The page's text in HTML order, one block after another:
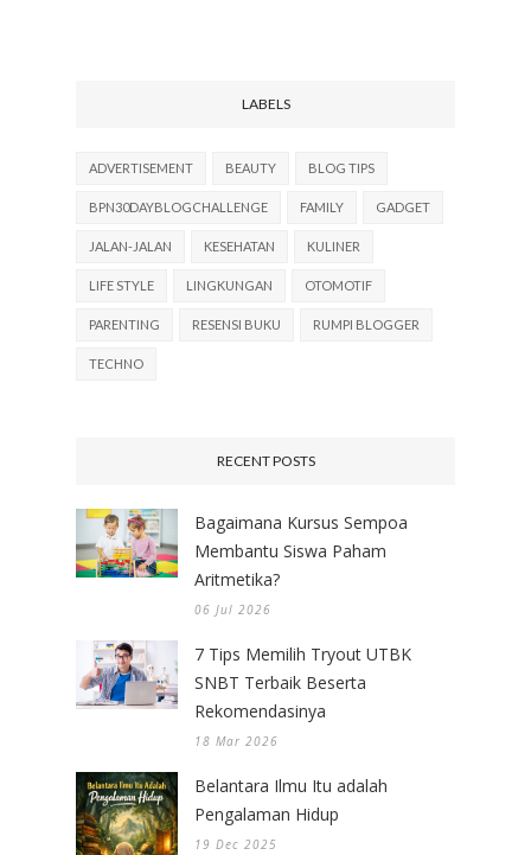
LABELS
ADVERTISEMENT BEAUTY BLOG TIPS
BPN30DAYBLOGCHALLENGE FAMILY GADGET
JALAN-JALAN KESEHATAN KULINER
LIFE STYLE LINGKUNGAN OTOMOTIF
PARENTING RESENSI BUKU RUMPI BLOGGER
TECHNO
RECENT POSTS
Bagaimana Kursus Sempoa
Membantu Siswa Paham
Aritmetika?
06 Jul 2026
7 Tips Memilih Tryout UTBK
SNBT Terbaik Beserta
Rekomendasinya
18 Mar 2026
Belantara Ilmu Itu adalah
Pengalaman Hidup
19 Dec 2025